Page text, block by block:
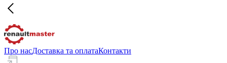
Про насДоставка та оплатаКонтакти